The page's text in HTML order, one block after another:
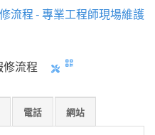
電話 網站